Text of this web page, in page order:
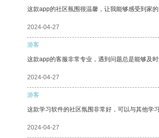
这款app的社区氛围很温馨，让我能够感受到家的
2024-04-27
游客
这款app的客服非常专业，遇到问题总是能够及时
2024-04-27
游客
这款学习软件的社区氛围非常好，可以与其他学
2024-04-27